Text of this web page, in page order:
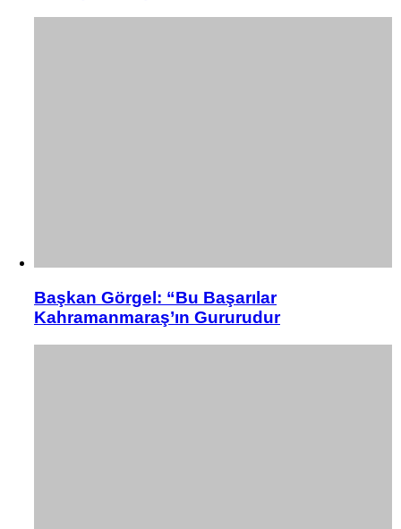
Başkan Görgel: “Bu Başarılar
Kahramanmaraş’ın Gururudur